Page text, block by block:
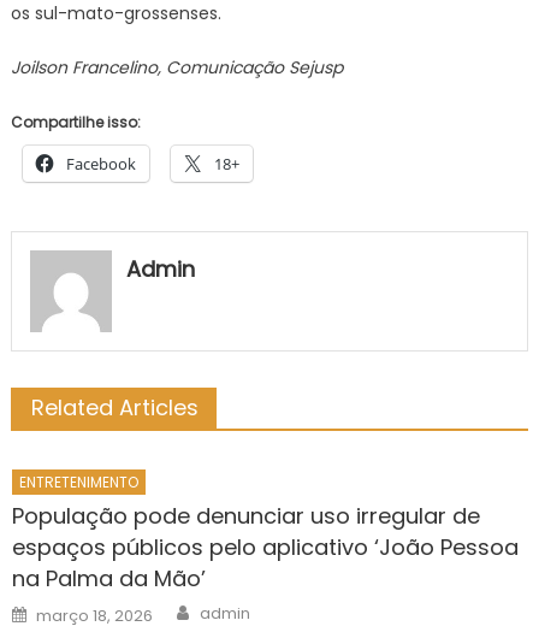
os sul-mato-grossenses.
Joilson Francelino, Comunicação Sejusp
Compartilhe isso:
Facebook 18+
Admin
Related Articles
ENTRETENIMENTO
População pode denunciar uso irregular de
espaços públicos pelo aplicativo ‘João Pessoa
na Palma da Mão’
Posted
on
março 18, 2026 Author
admin